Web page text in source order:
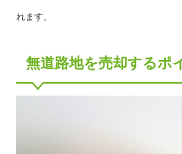
れます。
無道路地を売却するポ